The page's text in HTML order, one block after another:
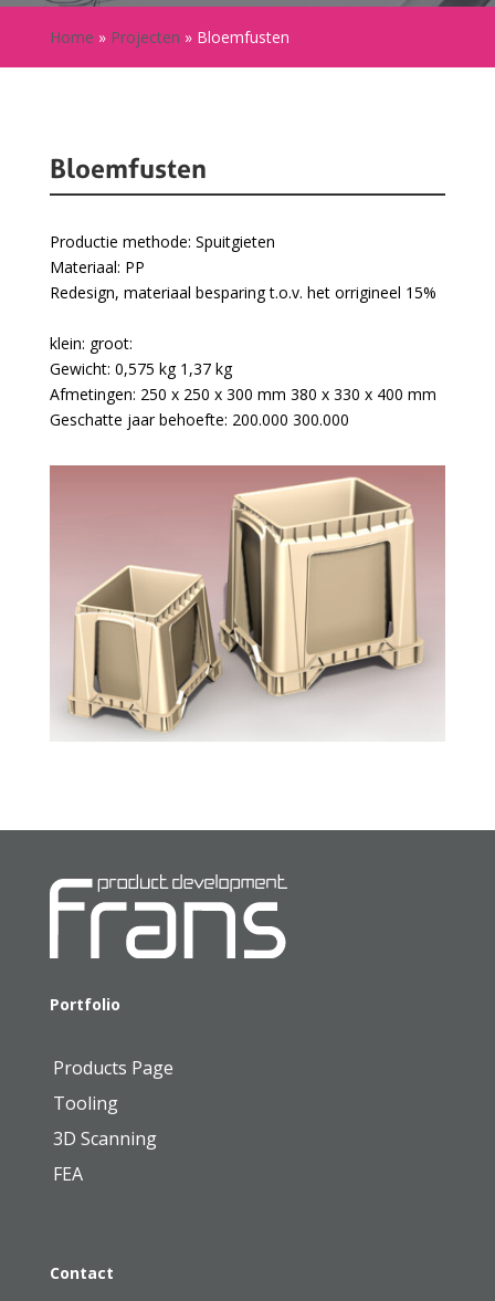
Home » Projecten » Bloemfusten
Bloemfusten
Productie methode: Spuitgieten
Materiaal: PP
Redesign, materiaal besparing t.o.v. het orrigineel 15%
klein: groot:
Gewicht: 0,575 kg 1,37 kg
Afmetingen: 250 x 250 x 300 mm 380 x 330 x 400 mm
Geschatte jaar behoefte: 200.000 300.000
Portfolio
Products Page
Tooling
3D Scanning
FEA
Contact